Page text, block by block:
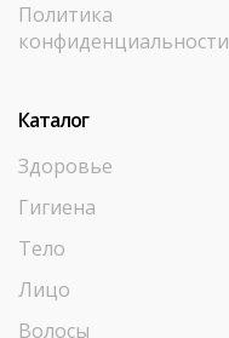
Политика
конфиденциальности
Каталог
Здоровье
Гигиена
Тело
Лицо
Волосы